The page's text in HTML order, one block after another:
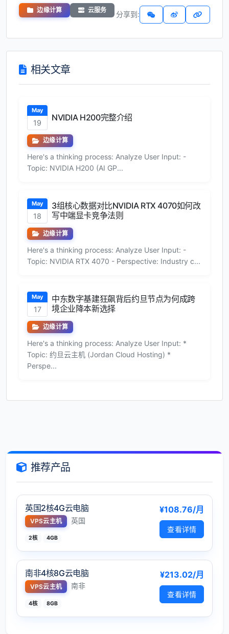
边缘计算 云服务 分享到:
相关文章
May
19
NVIDIA H200完整介绍
边缘计算
Here's a thinking process: Analyze User Input: -
Topic: NVIDIA H200 (AI GP...
May
18
3组核心数据对比NVIDIA RTX 4070如何改
写中端显卡竞争法则
边缘计算
Here's a thinking process: Analyze User Input: -
Topic: NVIDIA RTX 4070 - Perspective: Industry c...
May
17
中东数字基建狂飙背后约旦节点为何成跨
境企业降本新选择
边缘计算
Here's a thinking process: Analyze User Input: *
Topic: 约旦云主机 (Jordan Cloud Hosting) *
Perspe...
推荐产品
英国2核4G云电脑
VPS云主机 英国
2核 4GB
¥108.76/月
查看详情
南非4核8G云电脑
VPS云主机 南非
4核 8GB
¥213.02/月
查看详情